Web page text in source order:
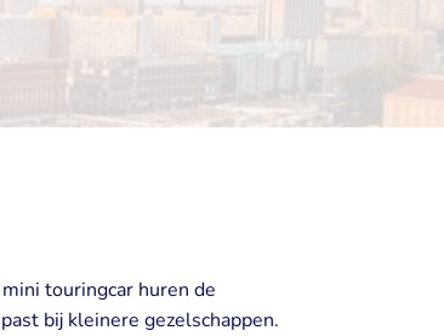
touringcar huren de
bij kleinere gezelschappen.